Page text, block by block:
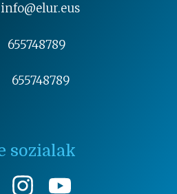
info@elur.eus
655748789
655748789
sozialak